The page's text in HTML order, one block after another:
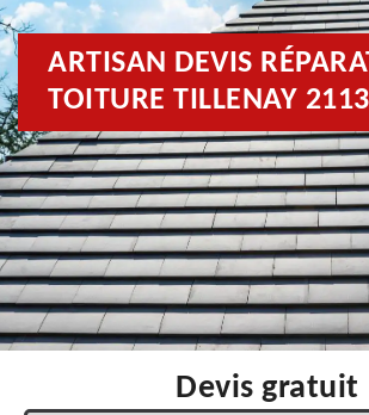
ARTISAN DEVIS
TOITURE TILLENAY
Devis gratuit